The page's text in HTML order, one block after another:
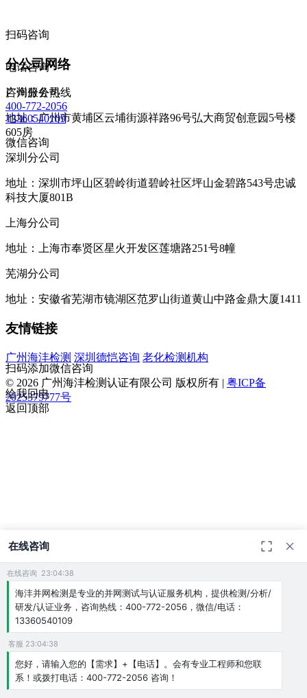
扫码咨询
分公司网络
广州分公司
地址：广州市黄埔区云埔街源祥路96号弘大商贸创意园5号楼
605房
深圳分公司
地址：深圳市坪山区碧岭街道碧岭社区坪山金碧路543号忠诚
科技大厦801B
上海分公司
地址：上海市奉贤区星火开发区莲塘路251号8幢
芜湖分公司
地址：安徽省芜湖市镜湖区范罗山街道黄山中路金鼎大厦1411
友情链接
广州海沣检测 深圳德恺咨询 老化检测机构
© 2026 广州海沣检测认证有限公司 版权所有 | 粤ICP备
2025379777号
电话咨询
咨询服务热线
400-772-2056
13360540109
微信咨询
扫码添加微信咨询
给我回电
返回顶部
在线咨询
在线咨询 23:04:38
海沣并网检测是专业的并网测试与认证服务机构，提供检测/分析/
研发/认证业务，咨询热线：400-772-2056，微信/电话：
13360540109
客服 23:04:38
您好，请输入您的【需求】+【电话】。会有专业工程师和您联
系！或拨打电话：400-772-2056 咨询！